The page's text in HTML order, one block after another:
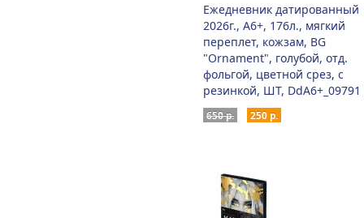
Ежедневник датированный
2026г., А6+, 176л., мягкий
переплет, кожзам, BG
"Ornament", голубой, отд.
фольгой, цветной срез, с
резинкой, ШТ, DdА6+_09791
650 р. 250 р.